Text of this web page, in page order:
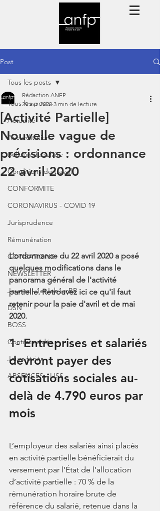
Post
Tous les posts
Actualité
Accréditation
Bulletin de salaire
Conditions de travail
CONFORMITE
CORONAVIRUS - COVID 19
Jurisprudence
Rémunération
COTISATIONS
NEWSLETTER
Jeunes - 1erJob1erBP
DSN
BOSS
Contrats aidés
Jours fériés
ABSENCES - IJSS
Tous les posts
[Activité Partielle]
Nouvelle vague de
précisions : ordonnance
22 avril 2020
Rédaction ANFP
29 avr. 2020 3 min de lecture
L’ordonnance du 22 avril 2020 a posé
quelques modifications dans le
panorama général de l'activité
partielle. Retrouvez ici ce qu'il faut
retenir pour la paie d'avril et de mai
2020.
1- Entreprises et salariés
devront payer des
cotisations sociales au-
delà de 4.790 euros par
mois
L’employeur des salariés ainsi placés
en activité partielle bénéficierait du
versement par l’État de l’allocation
d’activité partielle : 70 % de la
rémunération horaire brute de
référence du salarié, retenue dans la